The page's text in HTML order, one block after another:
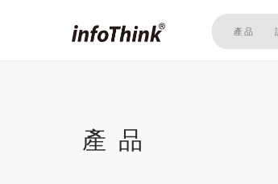
產品
產品